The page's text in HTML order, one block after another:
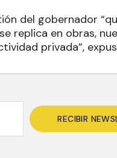
del gobernador
replica en obras,
privada”,
RECIBIR